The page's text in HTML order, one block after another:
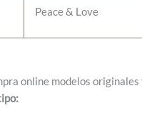
Peace & Love
online modelos